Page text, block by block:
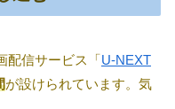
配信サービス「U-NEXT
が設けられています。気